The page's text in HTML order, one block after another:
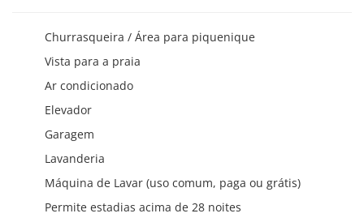
Churrasqueira / Área para piquenique
Vista para a praia
Ar condicionado
Elevador
Garagem
Lavanderia
Máquina de Lavar (uso comum, paga ou grátis)
Permite estadias acima de 28 noites